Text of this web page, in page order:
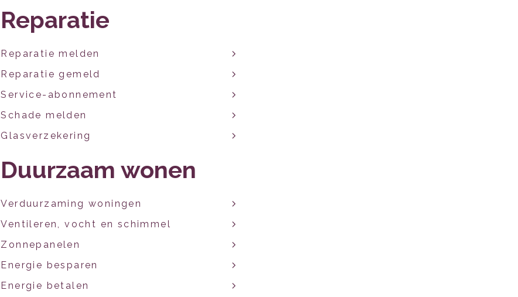
Reparatie
Reparatie melden
Reparatie gemeld
Service-abonnement
Schade melden
Glasverzekering
Duurzaam wonen
Verduurzaming woningen
Ventileren, vocht en schimmel
Zonnepanelen
Energie besparen
Energie betalen